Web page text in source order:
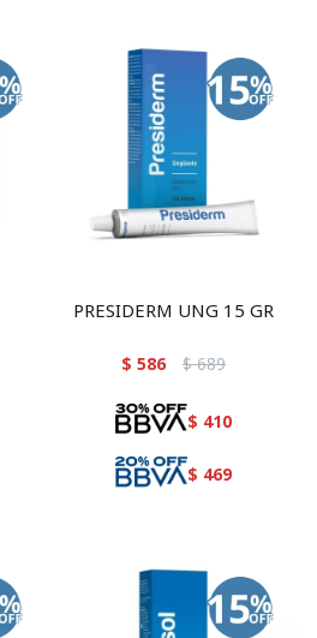
PRESIDERM UNG 15 GR
$ 586 $ 689
$ 410
$ 469